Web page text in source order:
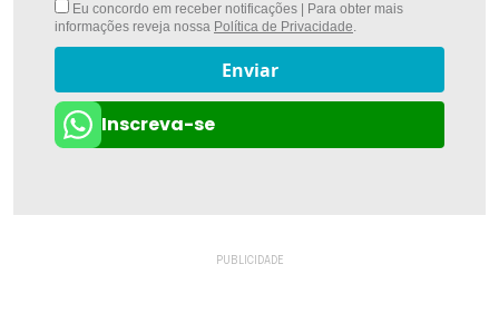
Eu concordo em receber notificações | Para obter mais
informações reveja nossa Política de Privacidade.
Enviar
Inscreva-se